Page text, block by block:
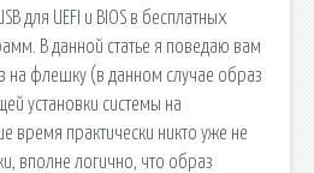
для UEFI и BIOS в бесплатных
В данной статье я поведаю вам
на флешку (в данном случае образ
установки системы на
время практически никто уже не
вполне логично, что образ